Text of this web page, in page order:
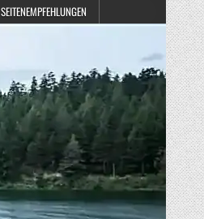
SEITENEMPFEHLUNGEN